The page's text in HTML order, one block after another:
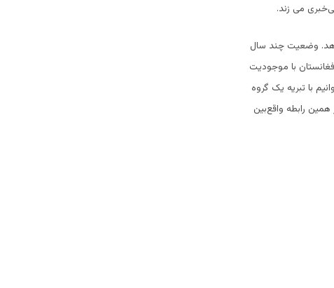
می زند.
دهد. وضعیت چند سال
با موجودیت
با تبریه یک گروه
رابطه واقع‌بین